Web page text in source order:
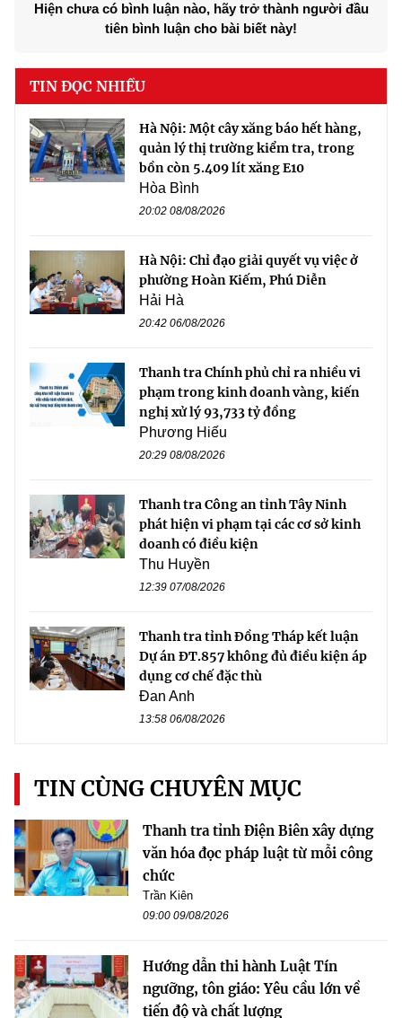
Hiện chưa có bình luận nào, hãy trở thành người đầu
tiên bình luận cho bài biết này!
TIN ĐỌC NHIỀU
Hà Nội: Một cây xăng báo hết hàng,
quản lý thị trường kiểm tra, trong
bồn còn 5.409 lít xăng E10
Hòa Bình
20:02 08/08/2026
Hà Nội: Chỉ đạo giải quyết vụ việc ở
phường Hoàn Kiếm, Phú Diễn
Hải Hà
20:42 06/08/2026
Thanh tra Chính phủ chỉ ra nhiều vi
phạm trong kinh doanh vàng, kiến
nghị xử lý 93,733 tỷ đồng
Phương Hiếu
20:29 08/08/2026
Thanh tra Công an tỉnh Tây Ninh
phát hiện vi phạm tại các cơ sở kinh
doanh có điều kiện
Thu Huyền
12:39 07/08/2026
Thanh tra tỉnh Đồng Tháp kết luận
Dự án ĐT.857 không đủ điều kiện áp
dụng cơ chế đặc thù
Đan Anh
13:58 06/08/2026
TIN CÙNG CHUYÊN MỤC
Thanh tra tỉnh Điện Biên xây dựng
văn hóa đọc pháp luật từ mỗi công
chức
Trần Kiên
09:00 09/08/2026
Hướng dẫn thi hành Luật Tín
ngưỡng, tôn giáo: Yêu cầu lớn về
tiến độ và chất lượng